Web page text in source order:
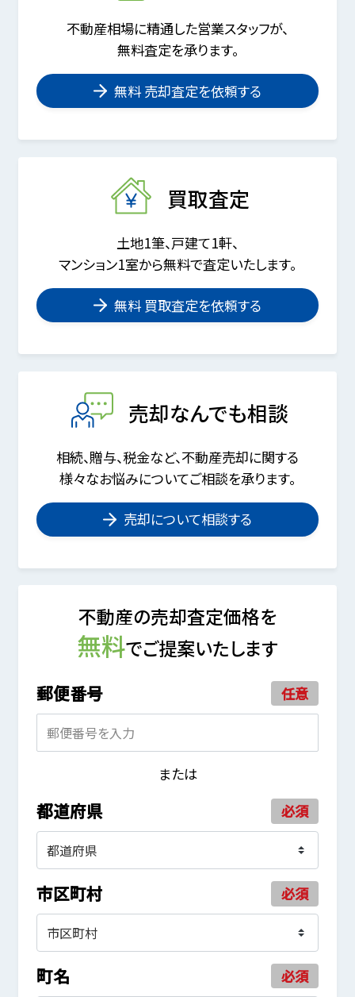
不動産相場に精通した営業スタッフが、
無料査定を承ります。
無料 売却査定を依頼する
買取査定
土地1筆、戸建て1軒、
マンション1室から無料で査定いたします。
無料 買取査定を依頼する
売却なんでも相談
相続、贈与、税金など、不動産売却に関する
様々なお悩みについてご相談を承ります。
売却について相談する
不動産の売却査定価格を
無料でご提案いたします
郵便番号 任意
または
都道府県 必須
市区町村 必須
町名 必須